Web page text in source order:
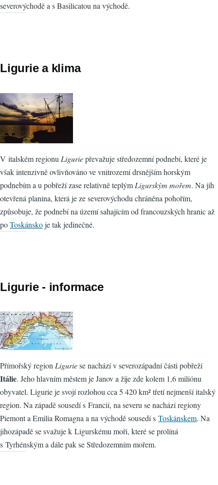
severovýchodě a s Basilicatou na východě.
Ligurie a klima
V italském regionu Liguriepřevažuje středozemní podnebí, které je
však intenzivně ovlivňováno ve vnitrozemí drsnějším horským
podnebím a u pobřeží zase relativně teplým Ligurským mořem. Na jih
otevřená planina, která je ze severovýchodu chráněna pohořím,
způsobuje, že podnebí na území sahajícím od francouzských hranic až
poToskánskoje tak jedinečné.
Ligurie - informace
Přímořský regionLiguriese nachází v severozápadní části pobřeží
Itálie. Jeho hlavním městem je Janov a žije zde kolem 1,6 miliónu
obyvatel. Ligurie je svojí rozlohou cca 5 420 km² třetí nejmenší italský
region. Na západě sousedí s Francií, na severu se nachází regiony
Piemont a Emilia Romagna a na východě sousedí s Toskánskem. Na
jihozápadě se svažuje k Ligurskému moři, které se prolíná
s Tyrhénským a dále pak se Středozemním mořem.